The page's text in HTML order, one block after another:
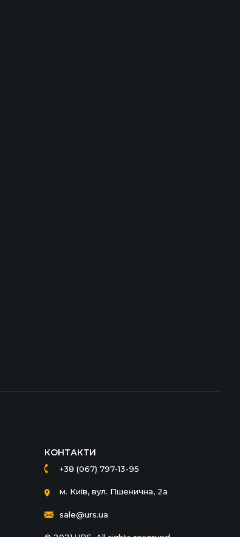
КОНТАКТИ
+38 (067) 797-13-95
м. Київ, вул. Пшенична, 2а
sale@urs.ua